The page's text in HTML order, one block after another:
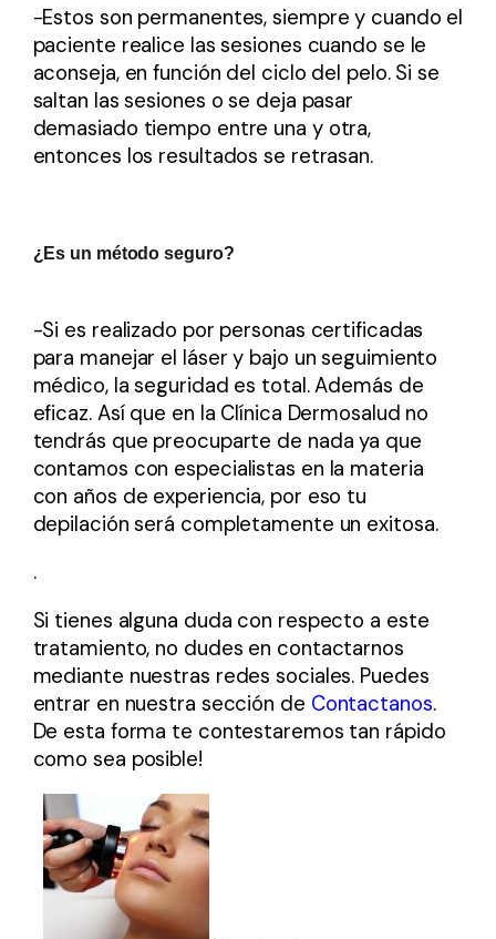
-Estos son permanentes, siempre y cuando el
paciente realice las sesiones cuando se le
aconseja, en función del ciclo del pelo. Si se
saltan las sesiones o se deja pasar
demasiado tiempo entre una y otra,
entonces los resultados se retrasan.
¿Es un método seguro?
-Si es realizado por personas certificadas
para manejar el láser y bajo un seguimiento
médico, la seguridad es total. Además de
eficaz. Así que en la Clínica Dermosalud no
tendrás que preocuparte de nada ya que
contamos con especialistas en la materia
con años de experiencia, por eso tu
depilación será completamente un exitosa.
.
Si tienes alguna duda con respecto a este
tratamiento, no dudes en contactarnos
mediante nuestras redes sociales. Puedes
entrar en nuestra sección de Contactanos.
De esta forma te contestaremos tan rápido
como sea posible!